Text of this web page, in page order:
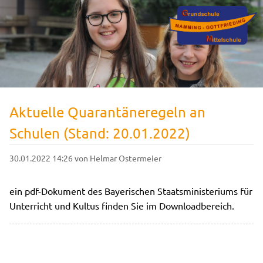
Aktuelle Quarantäneregeln an
Schulen (Stand: 20.01.2022)
30.01.2022 14:26 von Helmar Ostermeier
ein pdf-Dokument des Bayerischen Staatsministeriums für
Unterricht und Kultus finden Sie im Downloadbereich.